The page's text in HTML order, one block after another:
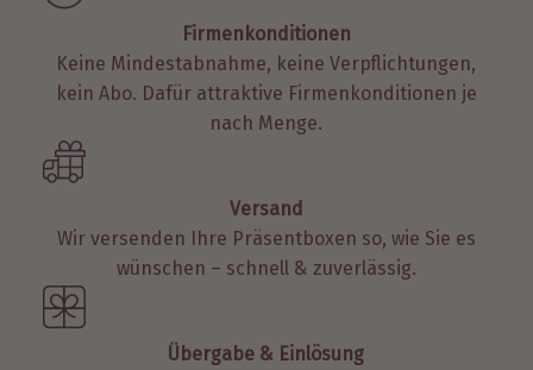
Firmenkonditionen
Keine Mindestabnahme, keine Verpflichtungen,
kein Abo. Dafür attraktive Firmenkonditionen je
nach Menge.
Versand
Wir versenden Ihre Präsentboxen so, wie Sie es
wünschen – schnell & zuverlässig.
Übergabe & Einlösung